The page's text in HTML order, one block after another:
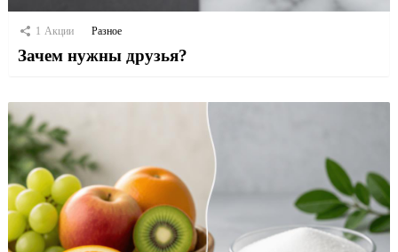
1 Акции Разное
Зачем нужны друзья?